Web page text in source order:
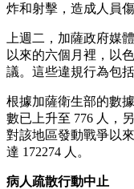
炸和射擊，造成人員傷
上週二，加薩政府媒
以來的六個月裡，以
議。這些違規行為包
根據加薩衛生部的數
數已上升至 776 人，
對該地區發動戰爭以
達 172274 人。
病人疏散行動中止